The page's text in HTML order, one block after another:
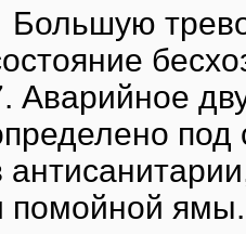
Большую
Аварийное
под
помойной